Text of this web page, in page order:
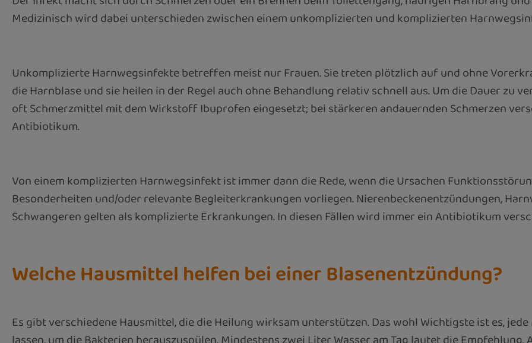
Medizinisch wird dabei unterschieden zwischen einem unkomplizierten und komplizierten
Unkomplizierte Harnwegsinfekte betreffen meist nur Frauen. Sie treten plötzlich auf und ohne
die Harnblase und sie heilen in der Regel auch ohne Behandlung relativ schnell aus. Um die Dauer zu
oft Schmerzmittel mit dem Wirkstoff Ibuprofen eingesetzt; bei stärkeren andauernden Schmerzen
Antibiotikum.
Von einem komplizierten Harnwegsinfekt ist immer dann die Rede, wenn die Ursachen
Besonderheiten und/oder relevante Begleiterkrankungen vorliegen. Nierenbeckenentzündungen,
Schwangeren gelten als komplizierte Erkrankungen. In diesen Fällen wird immer ein Antibiotikum
Welche Hausmittel helfen bei einer Blasenentzündung?
Es gibt verschiedene Hausmittel, die die Heilung wirksam unterstützen. Das wohl Wichtigste ist es,